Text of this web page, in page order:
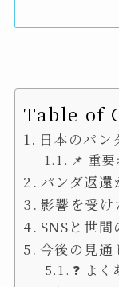
Table of
日本のパ
📌 重要
パンダ返
影響を受
SNSと世間
今後の見通
❓ よく